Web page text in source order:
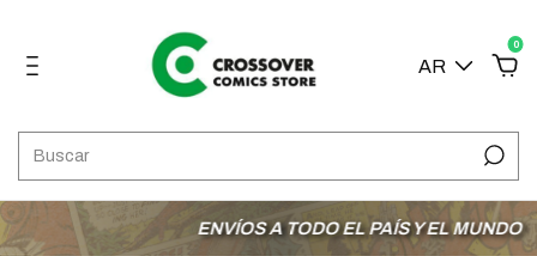
AR
0
ENVÍOS A TODO EL PAÍS Y EL MUNDO 3